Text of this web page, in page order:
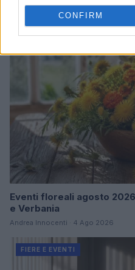
CONFIRM
FIERE E EVENTI
Eventi floreali agosto
e Verbania
Andrea Innocenti · 4 Ago 2026
FIERE E EVENTI